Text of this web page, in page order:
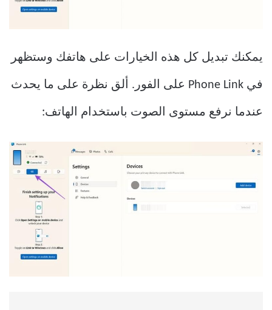
يمكنك تبديل كل هذه الخيارات على هاتفك وستظهر
في Phone Link على الفور. ألق نظرة على ما يحدث
عندما نرفع مستوى الصوت باستخدام الهاتف: